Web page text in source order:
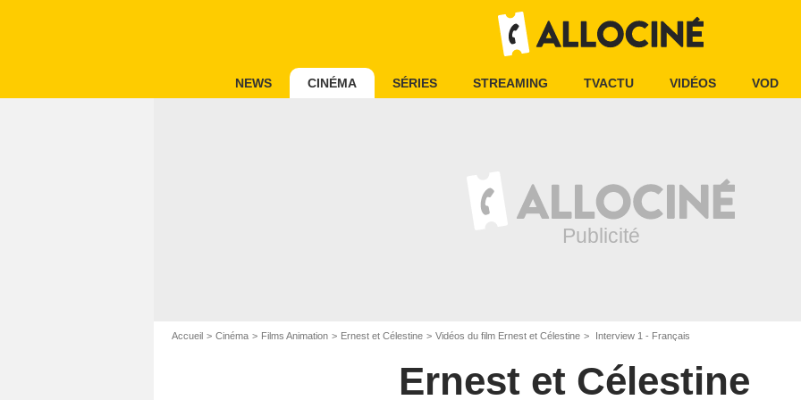
NEWS CINÉMA SÉRIES STREAMING TVACTU VIDÉOS VOD
Accueil Cinéma Films Animation Ernest et Célestine Vidéos du film Ernest et Célestine Interview 1 - Français
Ernest et Célestine